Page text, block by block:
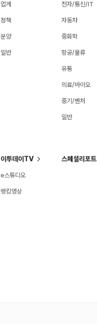
업계
정책
분양
일반
전자/통신/IT
자동차
중화학
항공/물류
유통
의료/바이오
중기/벤처
일반
이투데이TV
e스튜디오
랭킹영상
스페셜리포트